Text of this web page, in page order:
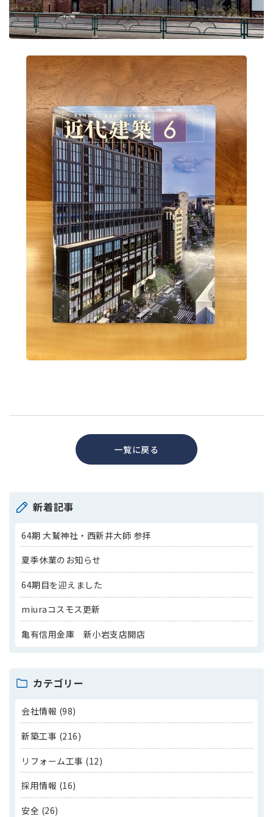
一覧に戻る
新着記事
64期 大鷲神社・西新井大師 参拝
夏季休業のお知らせ
64期目を迎えました
miuraコスモス更新
亀有信用金庫 新小岩支店開店
カテゴリー
会社情報 (98)
新築工事 (216)
リフォーム工事 (12)
採用情報 (16)
安全 (26)